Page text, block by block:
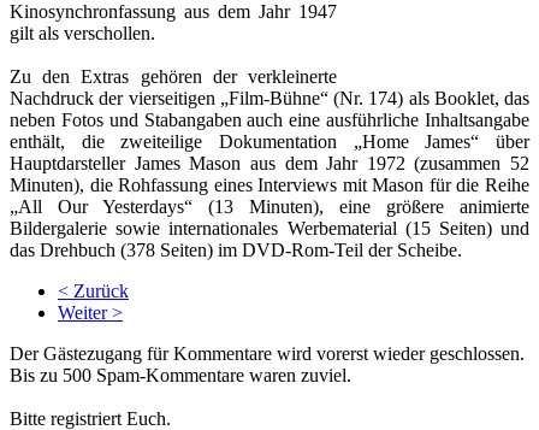
Kinosynchronfassung aus dem Jahr 1947
gilt als verschollen.
Zu den Extras gehören der verkleinerte
Nachdruck der vierseitigen „Film-Bühne“ (Nr. 174) als Booklet, das
neben Fotos und Stabangaben auch eine ausführliche Inhaltsangabe
enthält, die zweiteilige Dokumentation „Home James“ über
Hauptdarsteller James Mason aus dem Jahr 1972 (zusammen 52
Minuten), die Rohfassung eines Interviews mit Mason für die Reihe
„All Our Yesterdays“ (13 Minuten), eine größere animierte
Bildergalerie sowie internationales Werbematerial (15 Seiten) und
das Drehbuch (378 Seiten) im DVD-Rom-Teil der Scheibe.
< Zurück
Weiter >
Der Gästezugang für Kommentare wird vorerst wieder geschlossen.
Bis zu 500 Spam-Kommentare waren zuviel.
Bitte registriert Euch.